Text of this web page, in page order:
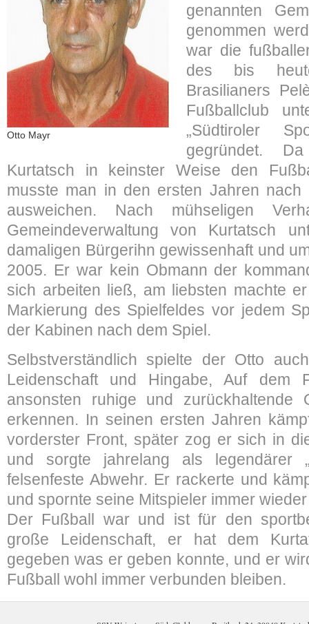
Otto Mayr
genannten
genommen
war die
des bis
Brasilianers
Fußballclub
„Südtiroler
gegründet.
Kurtatsch in keinster Weise den
musste man in den ersten Jahren nach
ausweichen. Nach mühseligen
Gemeindeverwaltung von Kurtatsch
damaligen Bürgerihn gewissenhaft und
2005. Er war kein Obmann der
sich arbeiten ließ, am liebsten machte
Markierung des Spielfeldes vor jedem
der Kabinen nach dem Spiel.
Selbstverständlich spielte der Otto
Leidenschaft und Hingabe, Auf dem
ansonsten ruhige und zurückhaltende
erkennen. In seinen ersten Jahren
vorderster Front, später zog er sich in
und sorgte jahrelang als legendärer
felsenfeste Abwehr. Er rackerte und
und spornte seine Mitspieler immer
Der Fußball war und ist für den
große Leidenschaft, er hat dem
gegeben was er geben konnte, und er
Fußball wohl immer verbunden bleiben.